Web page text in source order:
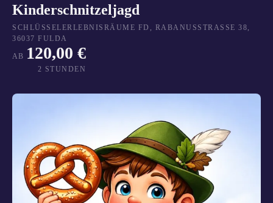
Kinderschnitzeljagd
SCHLÜSSELERLEBNISRÄUME FD, RABANUSSTRASSE 38, 3
6037 FULDA
AB 120,00 €
2 STUNDEN